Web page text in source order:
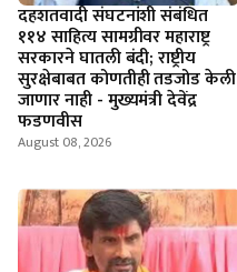
दहशतवादी संघटनांशी संबंधित
११४ साहित्य सामग्रीवर महाराष्ट्र
सरकारने घातली बंदी; राष्ट्रीय
सुरक्षेबाबत कोणतीही तडजोड केली
जाणार नाही - मुख्यमंत्री देवेंद्र
फडणवीस
August 08, 2026